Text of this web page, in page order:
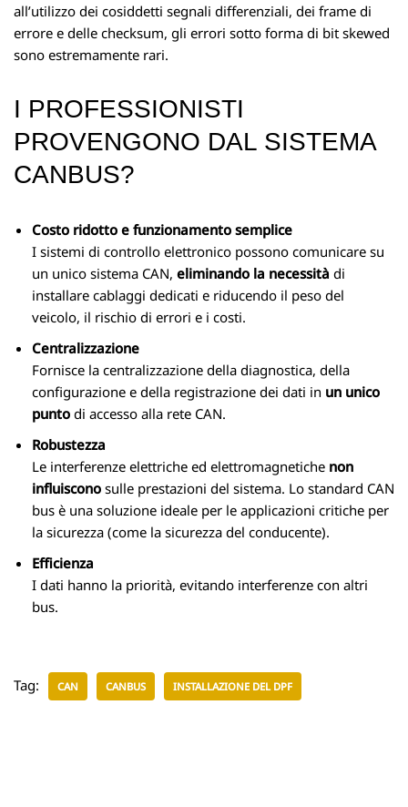
all’utilizzo dei cosiddetti segnali differenziali, dei frame di
errore e delle checksum, gli errori sotto forma di bit skewed
sono estremamente rari.
I PROFESSIONISTI
PROVENGONO DAL SISTEMA
CANBUS?
Costo ridotto e funzionamento semplice
I sistemi di controllo elettronico possono comunicare su
un unico sistema CAN, eliminando la necessità di
installare cablaggi dedicati e riducendo il peso del
veicolo, il rischio di errori e i costi.
Centralizzazione
Fornisce la centralizzazione della diagnostica, della
configurazione e della registrazione dei dati in un unico
punto di accesso alla rete CAN.
Robustezza
Le interferenze elettriche ed elettromagnetiche non
influiscono sulle prestazioni del sistema. Lo standard CAN
bus è una soluzione ideale per le applicazioni critiche per
la sicurezza (come la sicurezza del conducente).
Efficienza
I dati hanno la priorità, evitando interferenze con altri
bus.
Tag: CAN CANBUS INSTALLAZIONE DEL DPF